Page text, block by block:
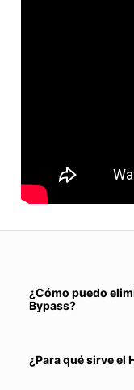
¿Cómo puedo
Bypass?
¿Para qué sirve el